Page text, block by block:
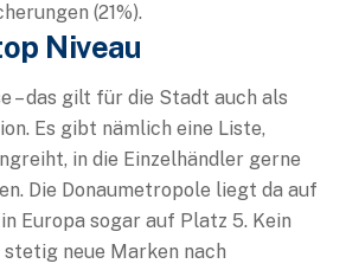
(21%).
Niveau
– das gilt für die Stadt auch als
Es gibt nämlich eine Liste,
in die Einzelhändler gerne
Die Donaumetropole liegt da auf
Europa sogar auf Platz 5. Kein
stetig neue Marken nach